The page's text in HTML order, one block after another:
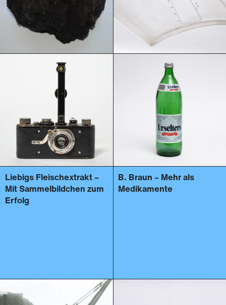
Liebigs Fleischextrakt –
Mit Sammelbildchen zum
Erfolg
B. Braun – Mehr als
Medikamente